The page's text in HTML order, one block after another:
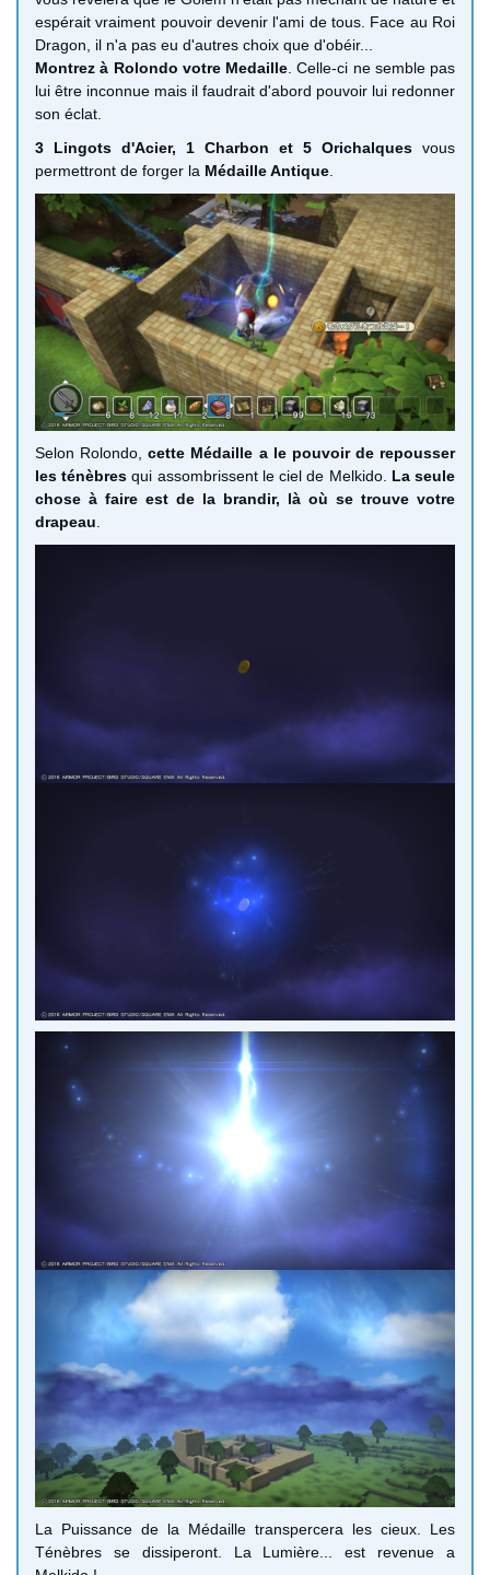
espérait vraiment pouvoir devenir l'ami de tous. Face au Roi
Dragon, il n'a pas eu d'autres choix que d'obéir...
Montrez à Rolondo votre Medaille . Celle-ci ne semble pas
lui être inconnue mais il faudrait d'abord pouvoir lui redonner
son éclat.
3 Lingots d'Acier, 1 Charbon et 5 Orichalques vous
permettront de forger la Médaille Antique
Selon Rolondo,cette Médaille a le pouvoir de repousser
les ténèbres qui assombrissent le ciel de Melkido. La seule
chose à faire est de la brandir, là où se trouve votre
drapeau
La Puissance de la Médaille transpercera les cieux. Les
Ténèbres se dissiperont. La Lumière... est revenue a